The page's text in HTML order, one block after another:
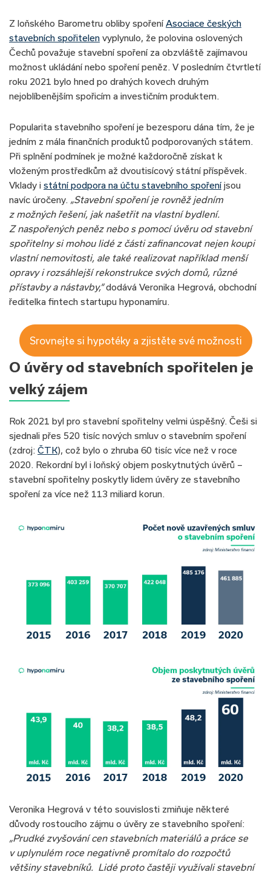
Z loňského Barometru obliby spoření Asociace českých
stavebních spořitelen vyplynulo, že polovina oslovených
Čechů považuje stavební spoření za obzvláště zajímavou
možnost ukládání nebo spoření peněz. V posledním čtvrtletí
roku 2021 bylo hned po drahých kovech druhým
nejoblíbenějším spořicím a investičním produktem.
Popularita stavebního spoření je bezesporu dána tím, že je
jedním z mála finančních produktů podporovaných státem.
Při splnění podmínek je možné každoročně získat k
vloženým prostředkům až dvoutisícový státní příspěvek.
Vklady i státní podpora na účtu stavebního spořeníjsou
navíc úročeny. „Stavební spoření je rovněž jedním
z možných řešení, jak našetřit na vlastní bydlení.
Z naspořených peněz nebo s pomocí úvěru od stavební
spořitelny si mohou lidé z části zafinancovat nejen koupi
vlastní nemovitosti, ale také realizovat například menší
opravy i rozsáhlejší rekonstrukce svých domů, různé
přístavby a nástavby,“dodává Veronika Hegrová, obchodní
ředitelka fintech startupu hyponamíru.
Srovnejte si hypotéky a zjistěte své možnosti
O úvěry od stavebních spořitelen je
velký zájem
Rok 2021 byl pro stavební spořitelny velmi úspěšný. Češi si
sjednali přes 520 tisíc nových smluv o stavebním spoření
(zdroj: ČTK), což bylo o zhruba 60 tisíc více než v roce
2020. Rekordní byl i loňský objem poskytnutých úvěrů –
stavební spořitelny poskytly lidem úvěry ze stavebního
spoření za více než 113 miliard korun.
Veronika Hegrová v této souvislosti zmiňuje některé
důvody rostoucího zájmu o úvěry ze stavebního spoření:
„Prudké zvyšování cen stavebních materiálů a práce se
v uplynulém roce negativně promítalo do rozpočtů
většiny stavebníků. Lidé proto častěji využívalistavební